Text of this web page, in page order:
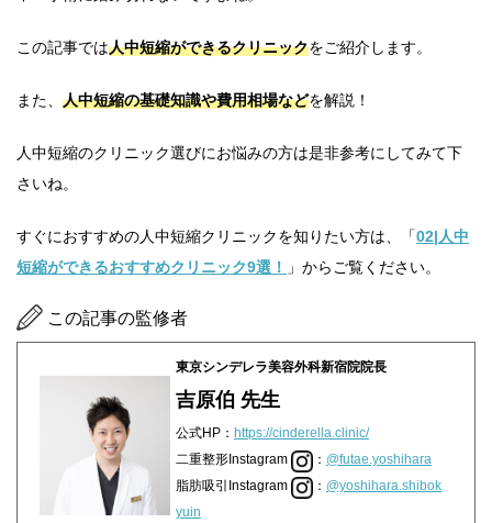
この記事では人中短縮ができるクリニックをご紹介します。
また、 人中短縮の基礎知識や費用相場などを解説！
人中短縮のクリニック選びにお悩みの方は是非参考にしてみて下
さいね。
すぐにおすすめの人中短縮クリニックを知りたい方は、「02|人中
短縮ができるおすすめクリニック9選！
」からご覧ください。
この記事の監修者
東京シンデレラ美容外科新宿院院長
吉原伯 先生
公式HP： https://cinderella.clinic/
二重整形Instagram
： @futae.yoshihara
脂肪吸引Instagram
： @yoshihara.shibok
yuin